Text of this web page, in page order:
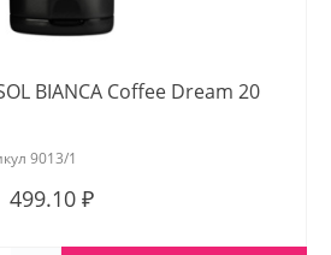
BIANCA Coffee Dream 20
9013/1
499.10 ₽